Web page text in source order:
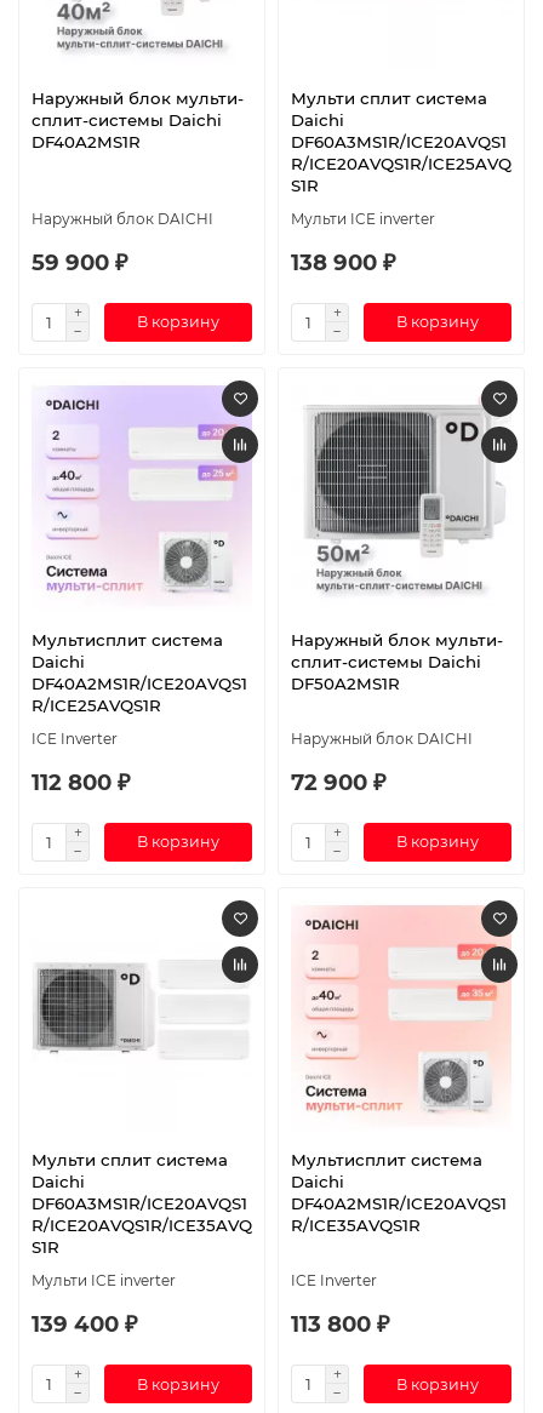
Наружный блок мульти-
сплит-системы Daichi
DF40A2MS1R
Наружный блок DAICHI
59 900 ₽
В корзину
Мульти сплит система
Daichi
DF60A3MS1R/ICE20AVQS1
R/ICE20AVQS1R/ICE25AVQ
S1R
Мульти ICE inverter
138 900 ₽
В корзину
Мультисплит система
Daichi
DF40A2MS1R/ICE20AVQS1
R/ICE25AVQS1R
ICE Inverter
112 800 ₽
В корзину
Наружный блок мульти-
сплит-системы Daichi
DF50A2MS1R
Наружный блок DAICHI
72 900 ₽
В корзину
Мульти сплит система
Daichi
DF60A3MS1R/ICE20AVQS1
R/ICE20AVQS1R/ICE35AVQ
S1R
Мульти ICE inverter
139 400 ₽
В корзину
Мультисплит система
Daichi
DF40A2MS1R/ICE20AVQS1
R/ICE35AVQS1R
ICE Inverter
113 800 ₽
В корзину